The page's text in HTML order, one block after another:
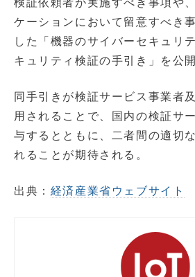
ケーションにおいて留意すべき
した「機器のサイバーセキュリ
キュリティ検証の手引き」を公開
同手引きが検証サービス事業者
用されることで、国内の検証サ
与するとともに、二者間の適切
れることが期待される。
出典： 経済産業省ウェブサイト